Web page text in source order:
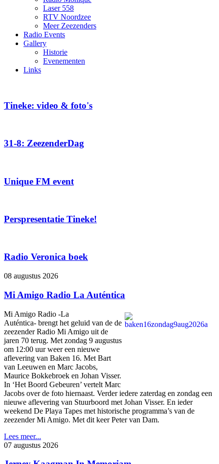
Laser 558
RTV Noordzee
Meer Zeezenders
Radio Events
Gallery
Historie
Evenementen
Links
Tineke: video & foto's
31-8: ZeezenderDag
Unique FM event
Perspresentatie Tineke!
Radio Veronica boek
08 augustus 2026
Mi Amigo Radio La Auténtica
Mi Amigo Radio -La
Auténtica- brengt het geluid van de de
zeezender Radio Mi Amigo uit de
jaren 70 terug. Met zondag 9 augustus
om 12:00 uur weer een nieuwe
aflevering van Baken 16. Met Bart
van Leeuwen en Marc Jacobs,
Maurice Bokkebroek en Johan Visser.
In ‘Het Boord Gebeuren’ vertelt Marc
Jacobs over de foto hiernaast. Verder iedere zaterdag en zondag een
nieuwe aflevering van Stuurboord met Johan Visser. En ieder
weekend De Playa Tapes met historische programma’s van de
zeezender Mi Amigo. Met dit keer Peter van Dam.
Lees meer...
07 augustus 2026